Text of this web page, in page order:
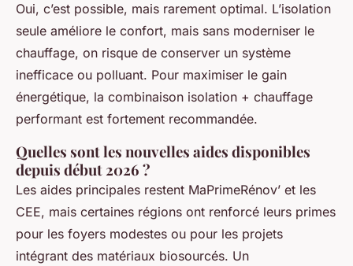
Oui, c’est possible, mais rarement optimal. L’isolation
seule améliore le confort, mais sans moderniser le
chauffage, on risque de conserver un système
inefficace ou polluant. Pour maximiser le gain
énergétique, la combinaison isolation + chauffage
performant est fortement recommandée.
Quelles sont les nouvelles aides disponibles
depuis début 2026 ?
Les aides principales restent MaPrimeRénov’ et les
CEE, mais certaines régions ont renforcé leurs primes
pour les foyers modestes ou pour les projets
intégrant des matériaux biosourcés. Un